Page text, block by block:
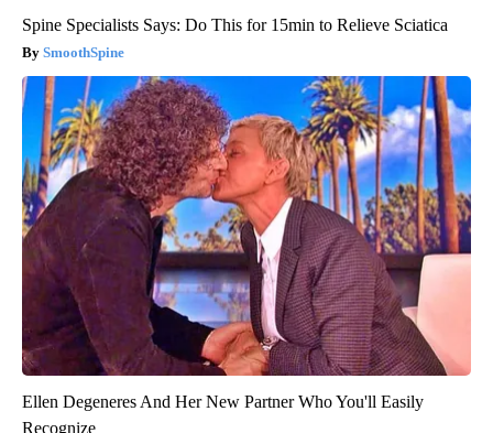
Spine Specialists Says: Do This for 15min to Relieve Sciatica
SmoothSpine
Ellen Degeneres And Her New Partner Who You'll Easily
Recognize